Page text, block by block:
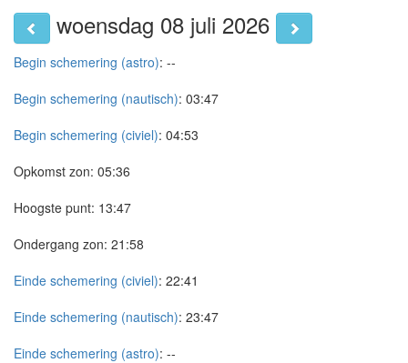
woensdag 08 juli 2026
Begin schemering (astro): --
Begin schemering (nautisch): 03:47
Begin schemering (civiel): 04:53
Opkomst zon: 05:36
Hoogste punt: 13:47
Ondergang zon: 21:58
Einde schemering (civiel): 22:41
Einde schemering (nautisch): 23:47
Einde schemering (astro): --